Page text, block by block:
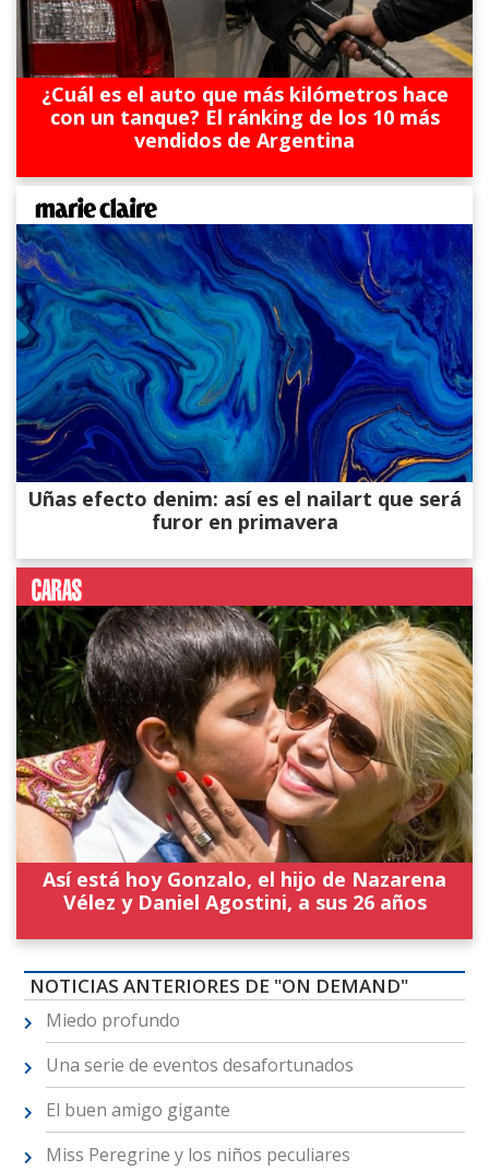
¿Cuál es el auto que más kilómetros hace
con un tanque? El ránking de los 10 más
vendidos de Argentina
Uñas efecto denim: así es el nailart que será
furor en primavera
Así está hoy Gonzalo, el hijo de Nazarena
Vélez y Daniel Agostini, a sus 26 años
NOTICIAS ANTERIORES DE "ON DEMAND"
Miedo profundo
Una serie de eventos desafortunados
El buen amigo gigante
Miss Peregrine y los niños peculiares